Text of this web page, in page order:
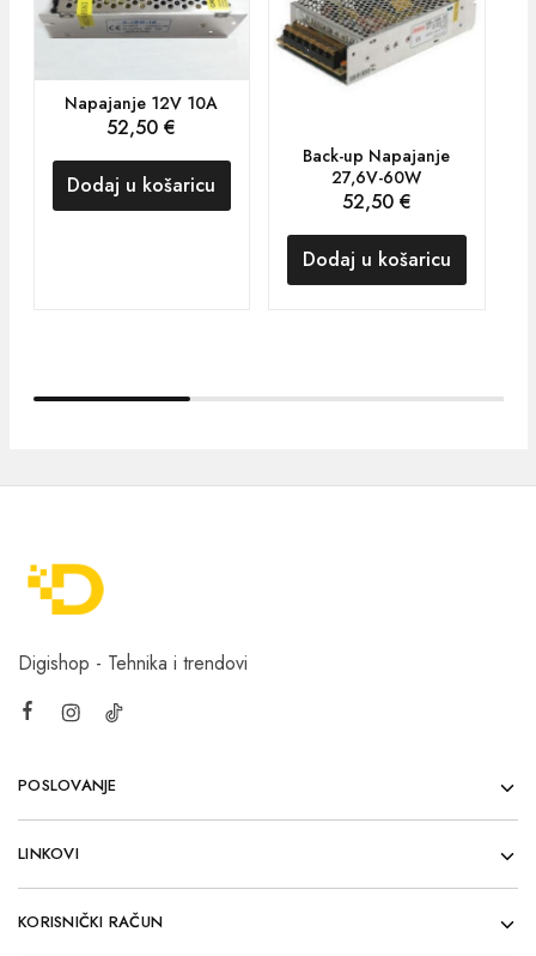
Napajanje 12V 10A
52,50€
Dodaj u košaricu
Back-up Napajanje
27,6V-60W
52,50 €
Dodaj u košaricu
Digishop - Tehnika i trendovi
POSLOVANJE
LINKOVI
KORISNIČKI RAČUN